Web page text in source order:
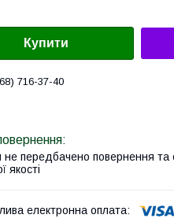
Купити
716-37-40
не передбачено повернення та
якості